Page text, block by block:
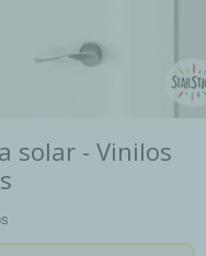
solar - Vinilos